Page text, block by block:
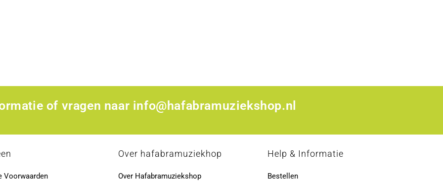
of vragen naar info@hafabramuziekshop.nl
Voorwaarden
Over hafabramuziekhop
Over Hafabramuziekshop
Help & Informatie
Bestellen